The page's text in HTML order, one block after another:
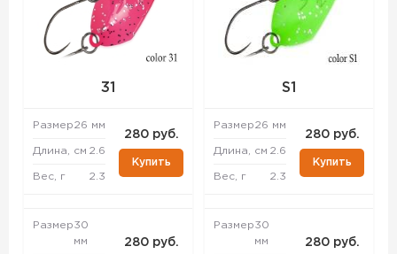
31
Размер26 мм
Длина, см 2.6
Вес, г 2.3
280 руб.
Купить
Размер30
мм
280 руб.
S1
Размер26 мм
Длина, см 2.6
Вес, г 2.3
280 руб.
Купить
Размер30
мм
280 руб.